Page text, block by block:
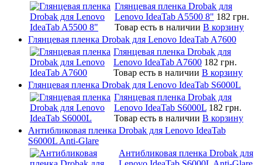
Глянцевая пленка Drobak для
Lenovo IdeaTab A5500 8" 182 грн.
Товар есть в наличии В корзину
Глянцевая пленка Drobak для Lenovo IdeaTab A7600
Глянцевая пленка Drobak для
Lenovo IdeaTab A7600 182 грн.
Товар есть в наличии В корзину
Глянцевая пленка Drobak для Lenovo IdeaTab S6000L
Глянцевая пленка Drobak для
Lenovo IdeaTab S6000L 182 грн.
Товар есть в наличии В корзину
Антибликовая пленка Drobak для Lenovo IdeaTab
S6000L Anti-Glare
Антибликовая пленка Drobak для